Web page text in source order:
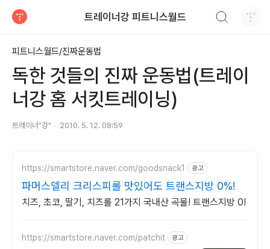
트레이너강 피트니스월드
피트니스월드/진짜운동법
독한 것들의 진짜 운동법(트레이
너강 홈 서킷트레이닝)
트레이너"강" 2010. 5. 12. 08:59
https://smartstore.naver.com/goodsnack1 광고
파머스델리 크리스피롤 맛있어도 트랜스지방 0%!
치즈, 초코, 딸기, 치즈롤 21가지 국내산 곡물! 트랜스지방 0!
https://smartstore.naver.com/patchit 광고